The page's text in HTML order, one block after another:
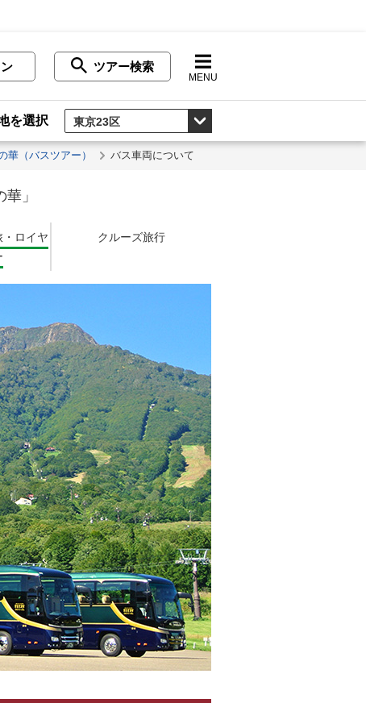
ツアー検索
MENU
を選択
華（バスツアー） バス車両について
」
ロイヤ
クルーズ旅行